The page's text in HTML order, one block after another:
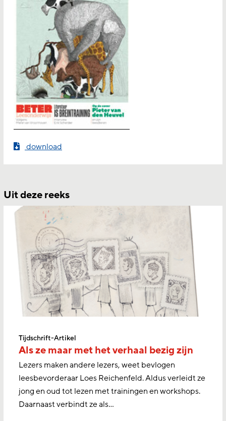
download
Uit deze reeks
Tijdschrift-Artikel
Als ze maar met het verhaal bezig zijn
Lezers maken andere lezers, weet bevlogen
leesbevorderaar Loes Reichenfeld. Aldus verleidt ze
jong en oud tot lezen met trainingen en workshops.
Daarnaast verbindt ze als…